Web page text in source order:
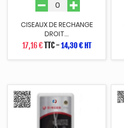
CISEAUX DE RECHANGE
DROIT...
17,16 €TTC-14,30 € HT